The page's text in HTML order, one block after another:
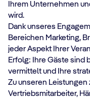
Ihrem Unternehmen
wird.
Dank unseres
Bereichen Marketing,
jeder Aspekt Ihrer
Erfolg: Ihre Gäste sind
vermittelt und Ihre
Zu unseren
Vertriebsmitarbeiter,